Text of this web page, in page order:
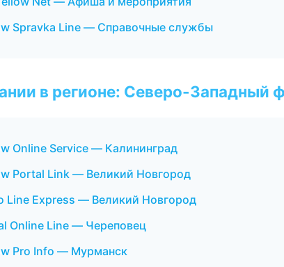
Spravka Line — Справочные службы
в регионе: Северо-Западный
Online Service — Калининград
Portal Link — Великий Новгород
Line Express — Великий Новгород
Online Line — Череповец
Pro Info — Мурманск